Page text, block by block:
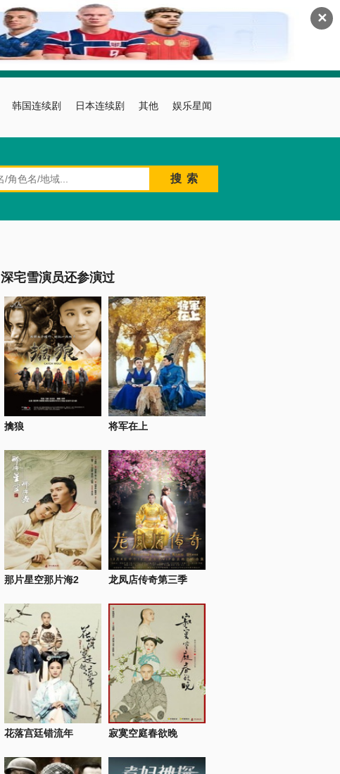
✕
韩国连续剧 日本连续剧 其他 娱乐星闻
深宅雪演员还参演过
擒狼 将军在上
那片星空那片海2 龙凤店传奇第三季
花落宫廷错流年 寂寞空庭春欲晚